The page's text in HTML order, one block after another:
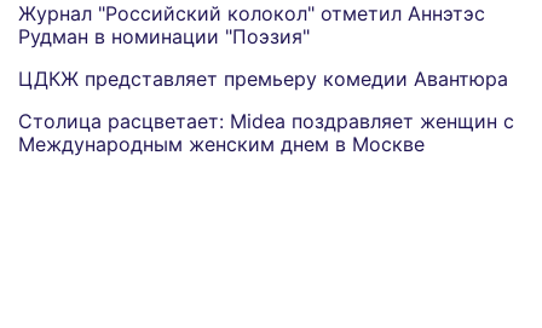
Журнал "Российский колокол" отметил Аннэтэс
Рудман в номинации "Поэзия"
ЦДКЖ представляет премьеру комедии Авантюра
Столица расцветает: Midea поздравляет женщин с
Международным женским днем в Москве